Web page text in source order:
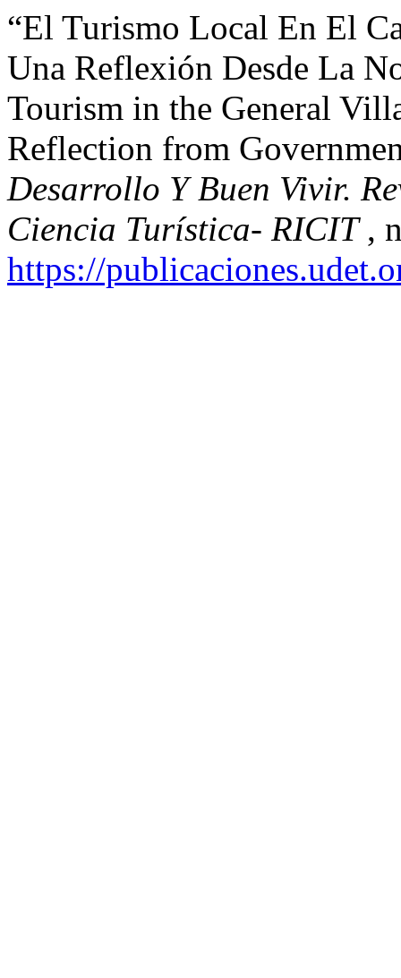
“El Turismo Local En El
Una Reflexión Desde La
Tourism in the General
Reflection from
Desarrollo Y Buen Vivir.
Ciencia Turística- RICIT ,
https://